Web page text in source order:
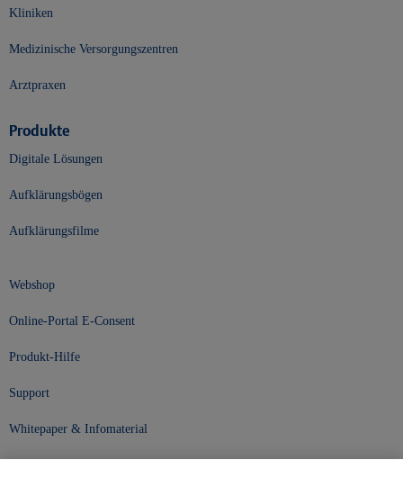
Kliniken
Medizinische Versorgungszentren
Arztpraxen
Produkte
Digitale Lösungen
Aufklärungsbögen
Aufklärungsfilme
Webshop
Online-Portal E-Consent
Produkt-Hilfe
Support
Whitepaper & Infomaterial